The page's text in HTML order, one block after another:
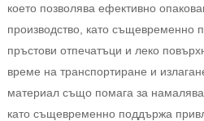
което позволява ефективно
производство, като същевременно
пръстови отпечатъци и леко
време на транспортиране и
материал също помага за
като същевременно поддържа